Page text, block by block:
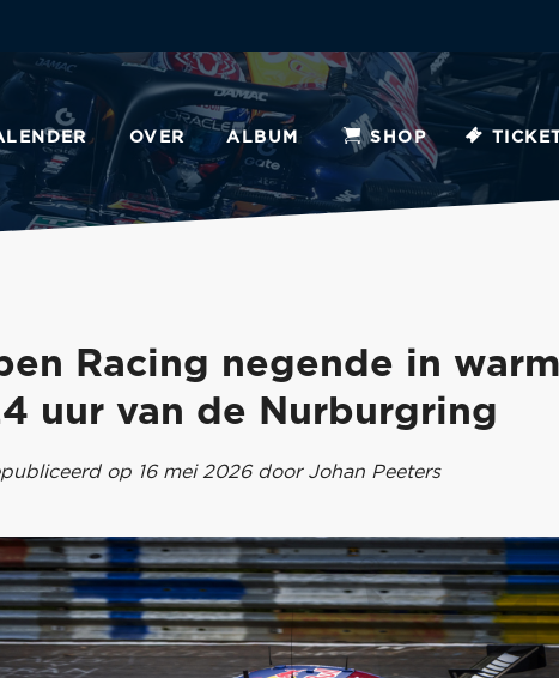
OVER ALBUM SHOP
Racing negende in
uur van de Nurburgring
op 16 mei 2026 door Johan Peeters